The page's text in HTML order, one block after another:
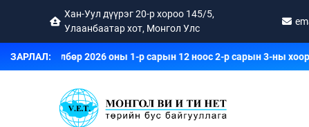
Хан-Уул дүүрэг 20-р хороо 145/5,
Улаанбаатар хот, Монгол Улс
ЗАРЛАЛ:хөтөлбөр 2026 оны 1-р сарын 12 ноос 2-р сарын 3-ны